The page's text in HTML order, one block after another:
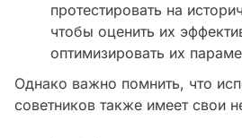
протестировать на
чтобы оценить их
оптимизировать их
Однако важно помнить, что
советников также имеет свои